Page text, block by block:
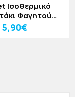
Ισοθερμικό
Φαγητού
5,90€